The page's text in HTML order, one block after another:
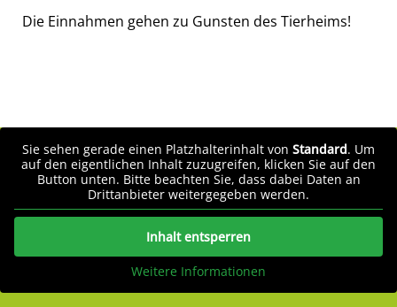
Die Einnahmen gehen zu Gunsten des Tierheims!
Sie sehen gerade einen Platzhalterinhalt von Standard. Um
auf den eigentlichen Inhalt zuzugreifen, klicken Sie auf den
Button unten. Bitte beachten Sie, dass dabei Daten an
Drittanbieter weitergegeben werden.
Inhalt entsperren
Weitere Informationen